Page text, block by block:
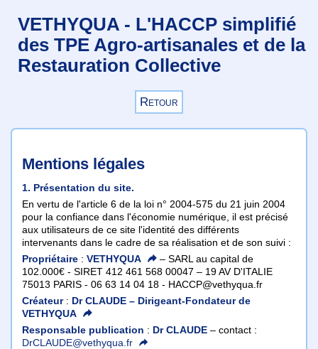
VETHYQUA - L'HACCP simplifié
des TPE Agro-artisanales et de la
Restauration Collective
Retour
Mentions légales
1. Présentation du site.
En vertu de l'article 6 de la loi n° 2004-575 du 21 juin 2004
pour la confiance dans l'économie numérique, il est précisé
aux utilisateurs de ce site l'identité des différents
intervenants dans le cadre de sa réalisation et de son suivi :
Propriétaire :VETHYQUA
– SARL au capital de
102.000€ - SIRET 412 461 568 00047 – 19 AV D'ITALIE
75013 PARIS - 06 63 14 04 18 - HACCP@vethyqua.fr
Créateur: Dr CLAUDE – Dirigeant-Fondateur de
VETHYQUA
Responsable publication : Dr CLAUDE – contact :
DrCLAUDE@vethyqua.fr